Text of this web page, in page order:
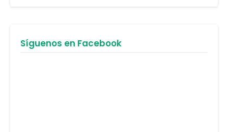
Síguenos en Facebook